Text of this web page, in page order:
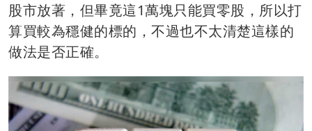
股市放著，但畢竟這1萬塊只能買零股，所以打
算買較為穩健的標的，不過也不太清楚這樣的
做法是否正確。